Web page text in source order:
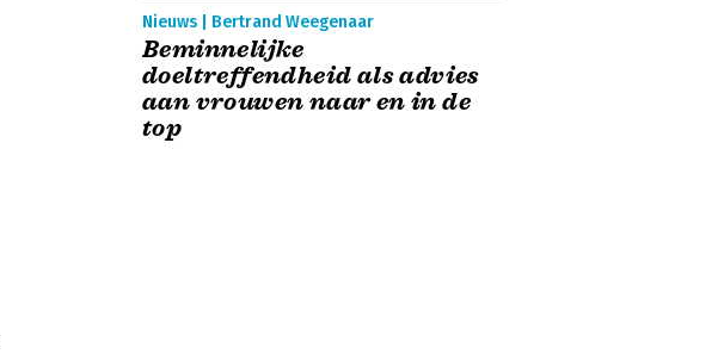
Nieuws | Bertrand Weegenaar
Beminnelijke
doeltreffendheid als advies
aan vrouwen naar en in de
top